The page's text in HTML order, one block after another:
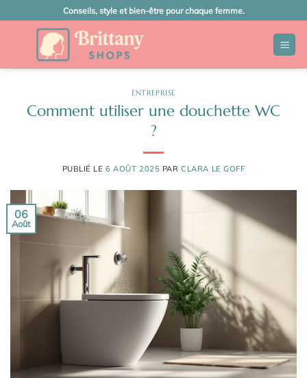
au
Conseils, style et bien-être pour chaque femme.
ENTREPRISE
Comment utiliser une douchette WC
?
PUBLIÉ LE6 AOÛT 2025 PARCLARA LE GOFF
06
Août